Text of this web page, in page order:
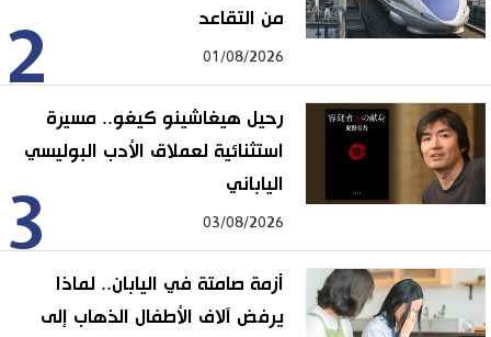
2
من التقاعد
01/08/2026
3
رحيل هيغاشينو كيغو.. مسيرة
استثنائية لعملاق الأدب البوليسي
الياباني
03/08/2026
أزمة صامتة في اليابان.. لماذا
يرفض آلاف الأطفال الذهاب إلى